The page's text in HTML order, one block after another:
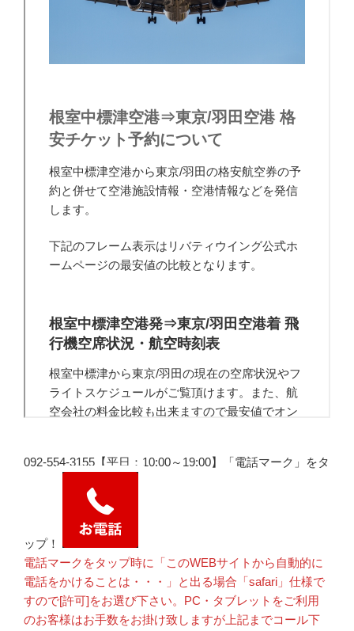
092-554-3155【平日：10:00～19:00】「電話マーク」をタ
ップ！
電話マークをタップ時に「このWEBサイトから自動的に
電話をかけることは・・・」と出る場合「safari」仕様で
すので[許可]をお選び下さい。PC・タブレットをご利用
のお客様はお手数をお掛け致しますが上記までコール下